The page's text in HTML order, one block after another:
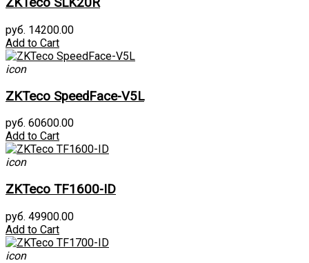
руб. 14200.00
Add to Cart
icon
ZKTeco SpeedFace-V5L
руб. 60600.00
Add to Cart
icon
ZKTeco TF1600-ID
руб. 49900.00
Add to Cart
icon